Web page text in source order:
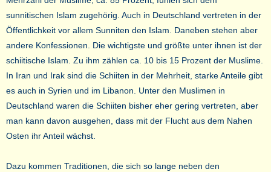
sunnitischen Islam zugehörig. Auch in Deutschland vertreten in der
Öffentlichkeit vor allem Sunniten den Islam. Daneben stehen aber
andere Konfessionen. Die wichtigste und größte unter ihnen ist der
schiitische Islam. Zu ihm zählen ca. 10 bis 15 Prozent der Muslime.
In Iran und Irak sind die Schiiten in der Mehrheit, starke Anteile gibt
es auch in Syrien und im Libanon. Unter den Muslimen in
Deutschland waren die Schiiten bisher eher gering vertreten, aber
man kann davon ausgehen, dass mit der Flucht aus dem Nahen
Osten ihr Anteil wächst.
Dazu kommen Traditionen, die sich so lange neben den